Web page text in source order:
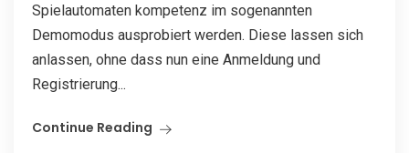
Spielautomaten kompetenz im sogenannten
Demomodus ausprobiert werden. Diese lassen sich
anlassen, ohne dass nun eine Anmeldung und
Registrierung...
Continue Reading